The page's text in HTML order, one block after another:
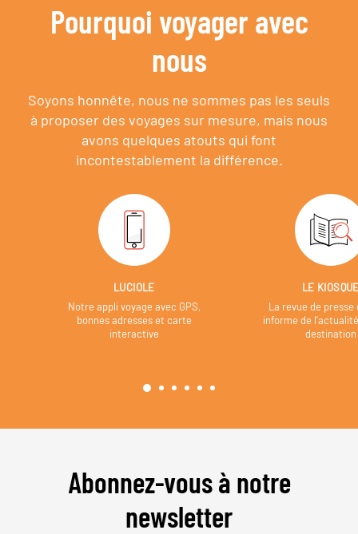
Pourquoi voyager avec
nous
Soyons honnête, nous ne sommes pas les seuls
à proposer des voyages sur mesure, mais nous
avons quelques atouts qui font
incontestablement la différence.
LUCIOLE
Notre appli voyage avec GPS,
bonnes adresses et carte
interactive
LE
La revue de presse
informe de
destination
Abonnez-vous à notre
newsletter